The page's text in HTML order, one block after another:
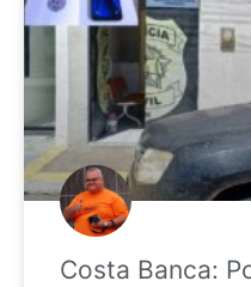
Costa Banca: